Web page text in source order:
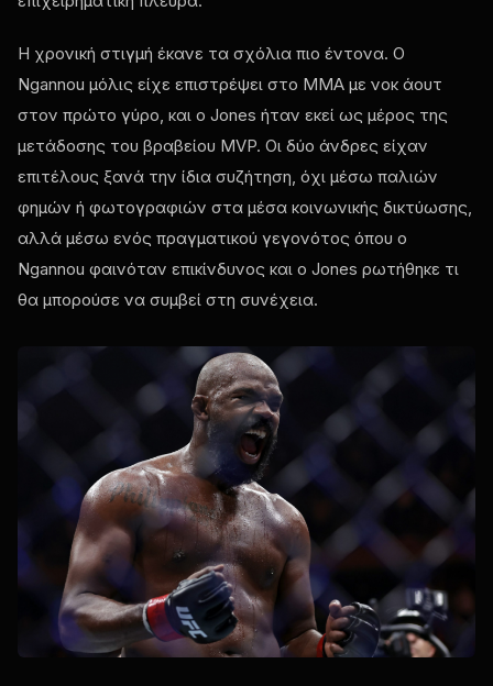
Η χρονική στιγμή έκανε τα σχόλια πιο έντονα. Ο
Ngannou μόλις είχε επιστρέψει στο MMA με νοκ άουτ
στον πρώτο γύρο, και ο Jones ήταν εκεί ως μέρος της
μετάδοσης του βραβείου MVP. Οι δύο άνδρες είχαν
επιτέλους ξανά την ίδια συζήτηση, όχι μέσω παλιών
φημών ή φωτογραφιών στα μέσα κοινωνικής δικτύωσης,
αλλά μέσω ενός πραγματικού γεγονότος όπου ο
Ngannou φαινόταν επικίνδυνος και ο Jones ρωτήθηκε τι
θα μπορούσε να συμβεί στη συνέχεια.